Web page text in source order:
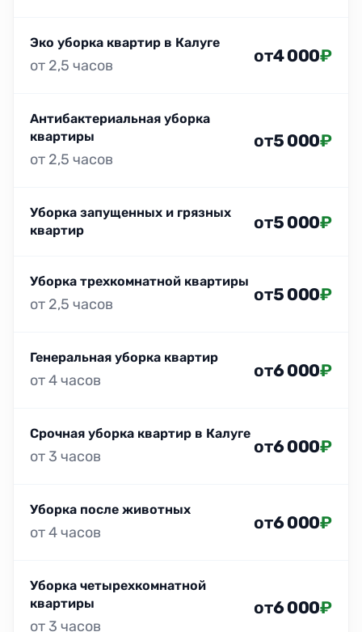
Эко уборка квартир в Калуге
от 2,5 часов от4 000₽
Антибактериальная уборка
квартиры
от 2,5 часов
от5 000₽
Уборка запущенных и грязных
квартир
от5 000₽
Уборка трехкомнатной квартиры
от 2,5 часов от5 000₽
Генеральная уборка квартир
от 4 часов от6 000₽
Срочная уборка квартир в Калуге
от 3 часов от6 000₽
Уборка после животных
от 4 часов от6 000₽
Уборка четырехкомнатной
квартиры
от 3 часов
от6 000₽